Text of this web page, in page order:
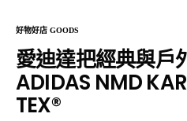
好物好店 GOODS
愛迪達把經典與戶
ADIDAS NMD
TEX®